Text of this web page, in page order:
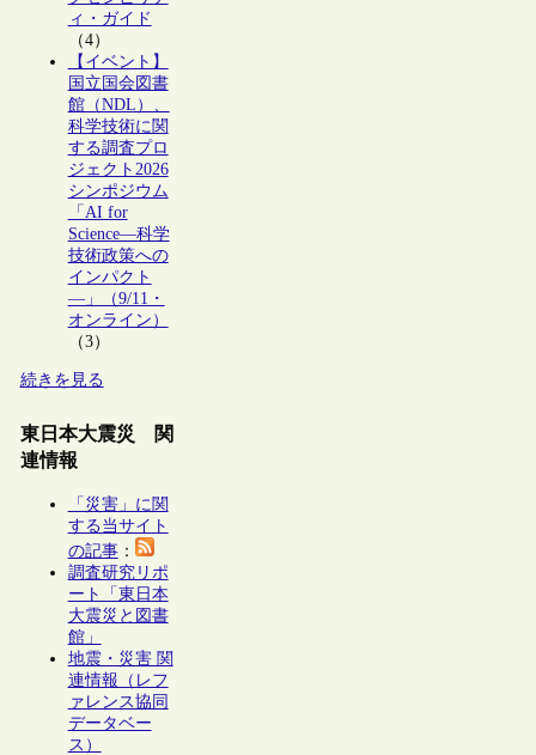
ィ・ガイド
（4）
【イベント】
国立国会図書
館（NDL）、
科学技術に関
する調査プロ
ジェクト2026
シンポジウム
「AI for
Science―科学
技術政策への
インパクト
―」（9/11・
オンライン）
（3）
続きを見る
東日本大震災 関
連情報
「災害」に関
する当サイト
の記事：
調査研究リポ
ート「東日本
大震災と図書
館」
地震・災害 関
連情報（レフ
ァレンス協同
データベー
ス）